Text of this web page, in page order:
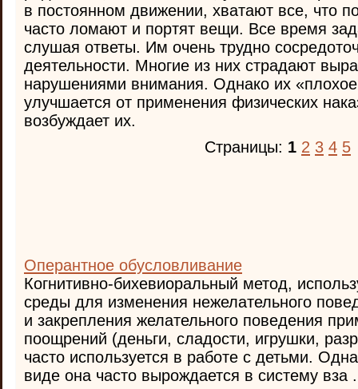
в постоянном движении, хватают все, что
часто ломают и портят вещи. Все время
слушая ответы. Им очень трудно
деятельности. Многие из них страдают
нарушениями внимания. Однако их
улучшается от применения физических
возбуждает их.
Страницы: 1 2 3 4 5
Оперантное обусловливание
Когнитивно-бихевиоральный метод,
среды для изменения нежелательного
и закрепления желательного поведения
поощрений (деньги, сладости, игрушки,
часто используется в работе с детьми.
виде она часто вырождается в систему вза